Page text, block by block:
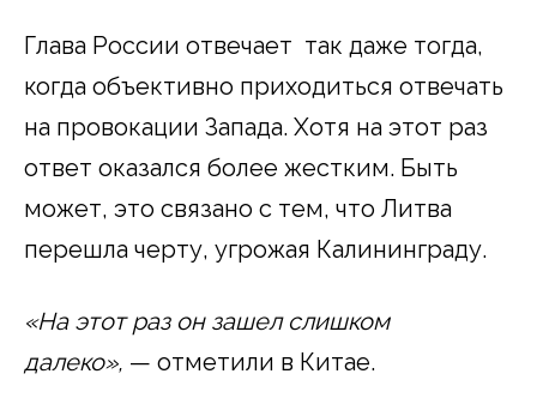
Глава России отвечает так даже тогда,
когда объективно приходиться отвечать
на провокации Запада. Хотя на этот раз
ответ оказался более жестким. Быть
может, это связано с тем, что Литва
перешла черту, угрожая Калининграду.
«На этот раз он зашел слишком
далеко», — отметили в Китае.